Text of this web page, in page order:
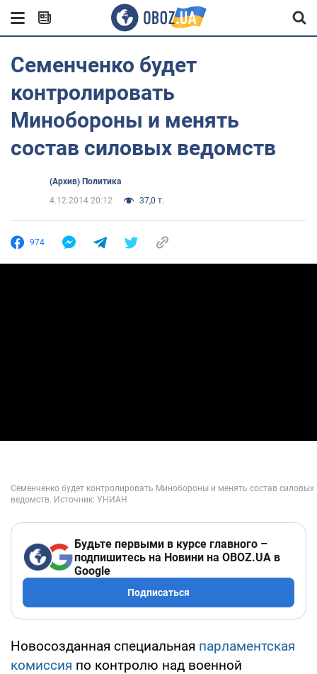
Семенченко будет
контролировать
Минобороны и менять
состав силовых ведомств
(Архив) Политика
4.12.2014 20:12
37,0 т.
974
Будьте первыми в курсе главного –
подпишитесь на Новини на OBOZ.UA в
Google
Подписаться
Новосозданная специальная парламентская
комиссия по контролю над военной